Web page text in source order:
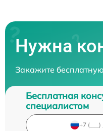
Нужна
Закажите
Бесплатная
специалистом